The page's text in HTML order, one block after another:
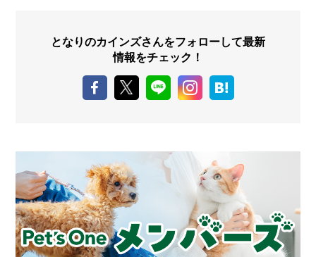
となりのカインズさんをフォローして最新
情報をチェック！